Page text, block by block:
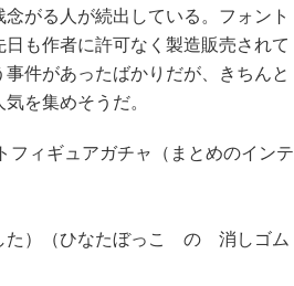
がる人が続出している。フォント
も作者に許可なく製造販売されて
件があったばかりだが、きちんと
を集めそうだ。
ィギュアガチャ（まとめのインテ
た）（ひなたぼっこ の 消しゴム